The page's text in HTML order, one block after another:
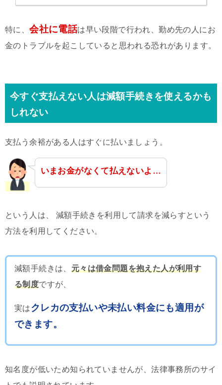
特に、会社に電話は早い段階で行われ、勤め先の人にお
金のトラブルを起こしていると思われる恐れがあります。
今すぐ支払えない人は減額手続きを使えるかも
しれない
支払う余裕がある人はすぐに払いましょう。
いまお金がなくて払えないよ…
という人は、 減額手続きを利用して請求を減らすという
方法を利用してください。
減額手続きは、 元々は借金問題を抱えた人が利用す
る制度ですが、
実はクレカの支払いや未払い料金にも適用が
できます。
知名度が低いため知られていませんが、法律事務所のサイ